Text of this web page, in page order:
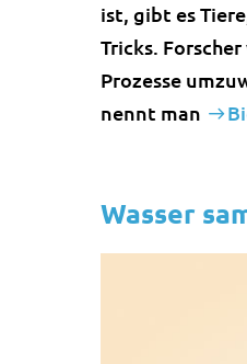
ist, gibt es
Tricks.
Prozesse
nennt man
Wasser